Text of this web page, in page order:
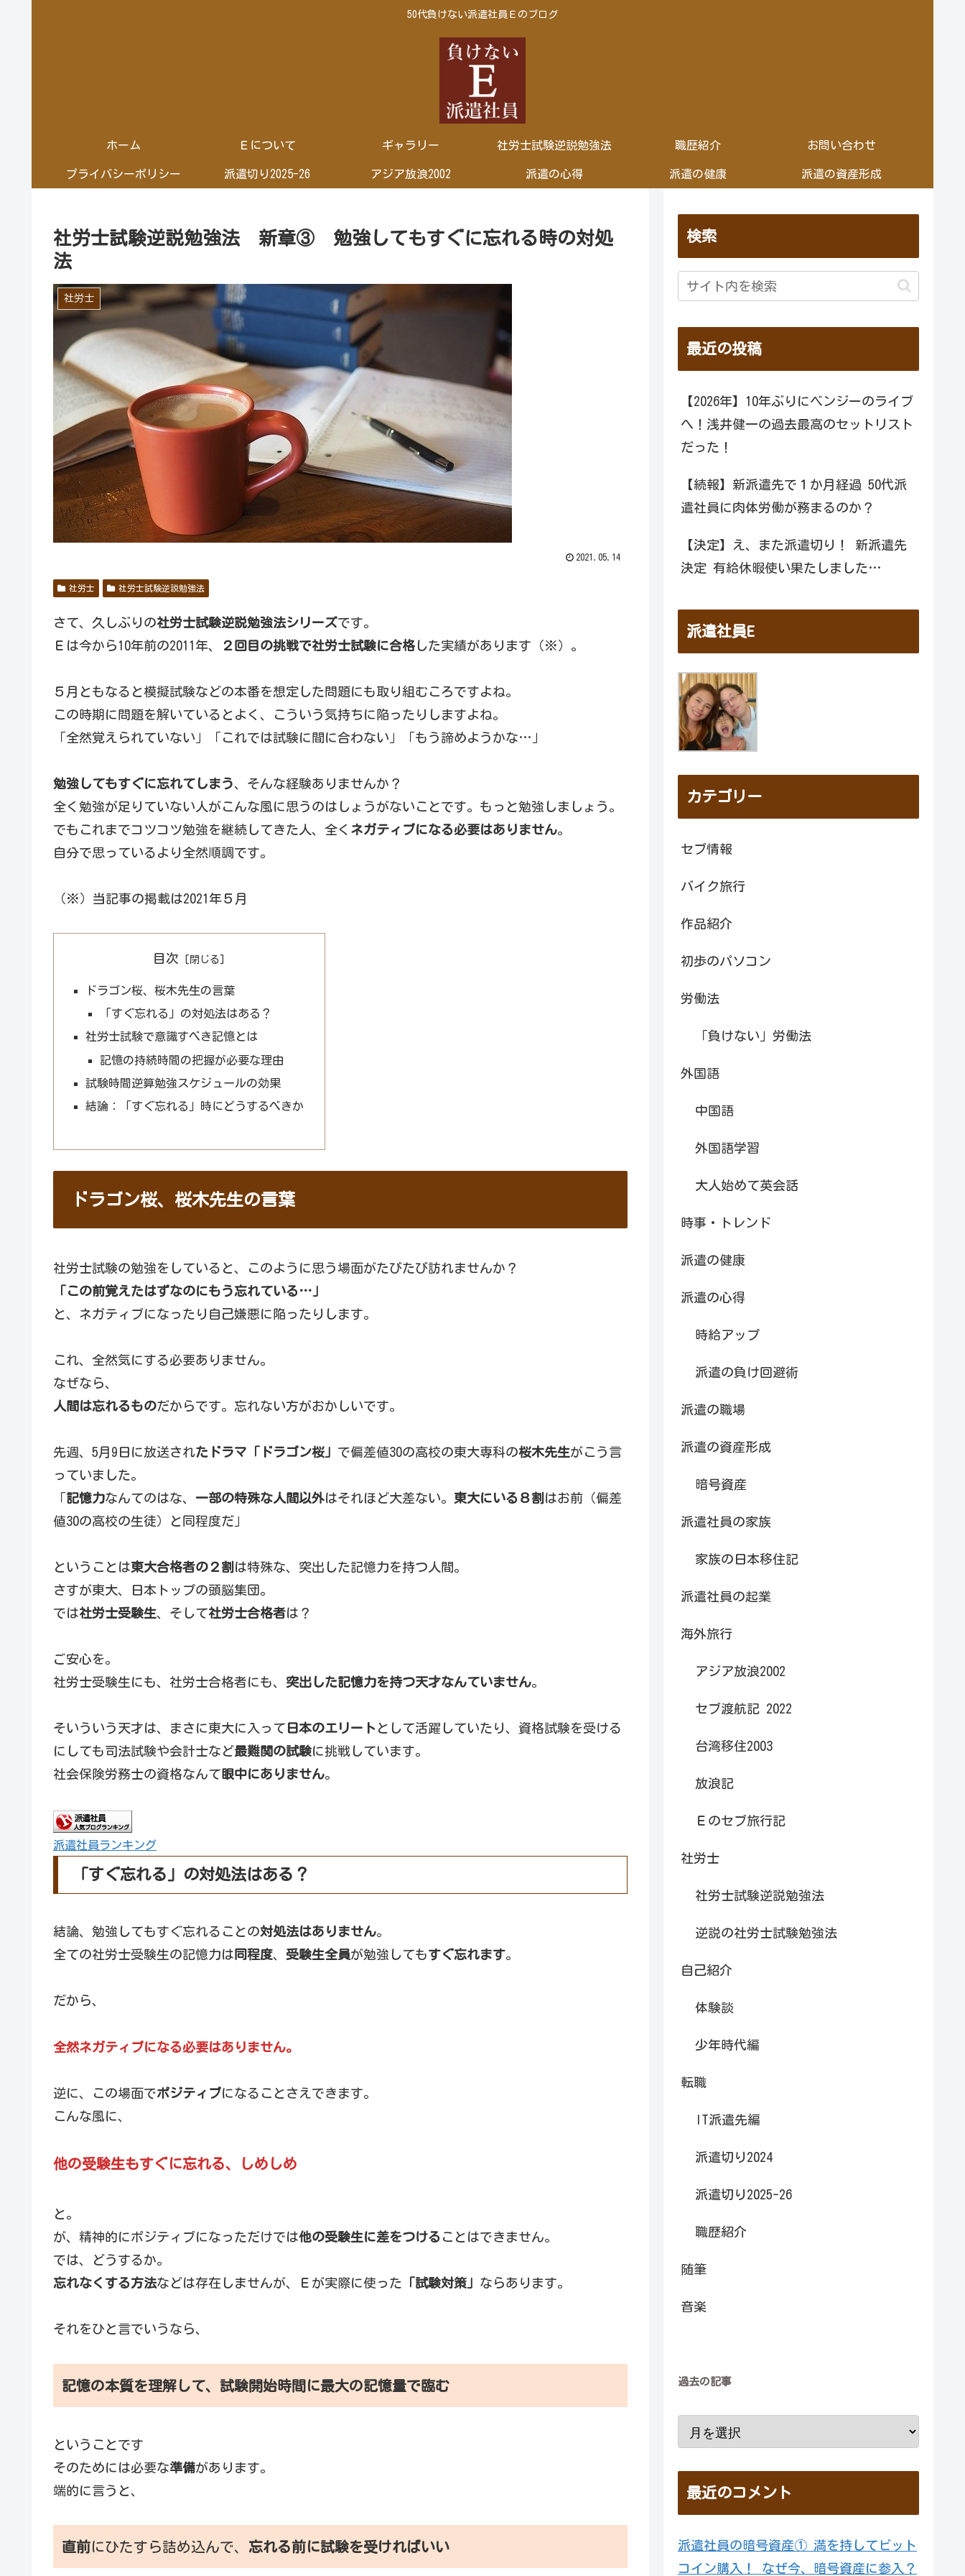
50代負けない派遣社員Ｅのブログ
ホーム Ｅについて ギャラリー 社労士試験逆説勉強法 職歴紹介 お問い合わせ
プライバシーポリシー 派遣切り2025-26 アジア放浪2002 派遣の心得 派遣の健康 派遣の資産形成
社労士試験逆説勉強法 新章③ 勉強してもすぐに忘れる時の対処
法
社労士
2021.05.14
社労士 社労士試験逆説勉強法
さて、久しぶりの社労士試験逆説勉強法シリーズです。
Ｅは今から10年前の2011年、
２回目の挑戦で社労士試験に合格 した実績があります（※）。
５月ともなると模擬試験などの本番を想定した問題にも取り組むころですよね。
この時期に問題を解いているとよく、こういう気持ちに陥ったりしますよね。
「全然覚えられていない」「これでは試験に間に合わない」「もう諦めようかな…」
勉強してもすぐに忘れてしまう、そんな経験ありませんか？
全く勉強が足りていない人がこんな風に思うのはしょうがないことです。もっと勉強しましょう。
でもこれまでコツコツ勉強を継続してきた人、全く ネガティブになる必要はありません。
自分で思っているより全然順調です。
（※）当記事の掲載は2021年５月
目次
ドラゴン桜、桜木先生の言葉
「すぐ忘れる」の対処法はある？
社労士試験で意識すべき記憶とは
記憶の持続時間の把握が必要な理由
試験時間逆算勉強スケジュールの効果
結論：「すぐ忘れる」時にどうするべきか
ドラゴン桜、桜木先生の言葉
社労士試験の勉強をしていると、このように思う場面がたびたび訪れませんか？
「この前覚えたはずなのにもう忘れている…」
と、ネガティブになったり自己嫌悪に陥ったりします。
これ、全然気にする必要ありません。
なぜなら、
人間は忘れるものだからです。忘れない方がおかしいです。
先週、5月9日に放送されたドラマ「ドラゴン桜」 で偏差値30の高校の東大専科の桜木先生がこう言
っていました。
「記憶力なんてのはな、 一部の特殊な人間以外はそれほど大差ない。 東大にいる８割 はお前（偏差
値30の高校の生徒）と同程度だ」
ということは東大合格者の２割 は特殊な、突出した記憶力を持つ人間。
さすが東大、日本トップの頭脳集団。
では社労士受験生、そして社労士合格者は？
ご安心を。
社労士受験生にも、社労士合格者にも、 突出した記憶力を持つ天才なんていません。
そいういう天才は、まさに東大に入って 日本のエリート として活躍していたり、資格試験を受ける
にしても司法試験や会計士など最難関の試験に挑戦しています。
社会保険労務士の資格なんて 眼中にありません。
派遣社員ランキング
「すぐ忘れる」の対処法はある？
結論、勉強してもすぐ忘れることの対処法はありません。
全ての社労士受験生の記憶力は 同程度、 受験生全員が勉強してもすぐ忘れます。
だから、
全然ネガティブになる必要はありません。
逆に、この場面でポジティブになることさえできます。
こんな風に、
他の受験生もすぐに忘れる、しめしめ
と。
が、精神的にポジティブになっただけでは他の受験生に差をつける ことはできません。
では、どうするか。
忘れなくする方法などは存在しませんが、Ｅが実際に使った 「試験対策」 ならあります。
それをひと言でいうなら、
記憶の本質を理解して、試験開始時間に最大の記憶量で臨む
ということです
そのためには必要な準備があります。
端的に言うと、
直前にひたすら詰め込んで、 忘れる前に試験を受ければいい
検索
最近の投稿
【2026年】10年ぶりにベンジーのライブ
へ！浅井健一の過去最高のセットリスト
だった！
【続報】新派遣先で１か月経過 50代派
遣社員に肉体労働が務まるのか？
【決定】え、また派遣切り！ 新派遣先
決定 有給休暇使い果たしました…
派遣社員E
カテゴリー
セブ情報
バイク旅行
作品紹介
初歩のパソコン
労働法
「負けない」労働法
外国語
中国語
外国語学習
大人始めて英会話
時事・トレンド
派遣の健康
派遣の心得
時給アップ
派遣の負け回避術
派遣の職場
派遣の資産形成
暗号資産
派遣社員の家族
家族の日本移住記
派遣社員の起業
海外旅行
アジア放浪2002
セブ渡航記 2022
台湾移住2003
放浪記
Ｅのセブ旅行記
社労士
社労士試験逆説勉強法
逆説の社労士試験勉強法
自己紹介
体験談
少年時代編
転職
IT派遣先編
派遣切り2024
派遣切り2025-26
職歴紹介
随筆
音楽
過去の記事
最近のコメント
派遣社員の暗号資産① 満を持してビット
コイン購入！ なぜ今、暗号資産に参入？